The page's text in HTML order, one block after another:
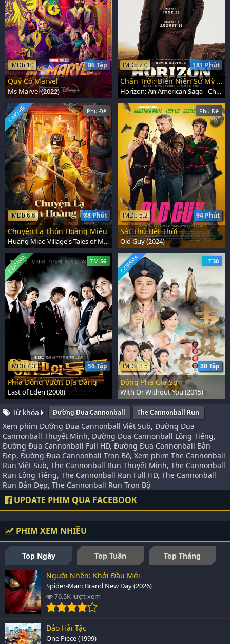
06 Tập
IMDb 10
Quý Cô Marvel
Ms Marvel (2022)
181 Phút
IMDb 7.0
Chân Trời: Biên Niên Sử Mỹ - Phần 1
Horizon: An American Saga - Chapter 1 (2024)
Phụ Đề
88 Phút
IMDb 6.6
C-MOVIE
Chuyện Lạ Thôn Hoàng Miếu
Huang Miao Village's Tales of Mystery (2023)
Phụ Đề
94 Phút
IMDb 5.2
Sát Thủ Hết Thời
Old Guy (2024)
TM.56
56 Tập
IMDb 7.3
K-DRAMA
Phía Đông Vườn Địa Đàng
East of Eden (2008)
LT.30
30 Tập
IMDb 8.5
C-DRAMA
Đông Pha Gia Sự
With Or Without You (2015)
Từ khóa Đường Đua Cannonball The Cannonball Run
Xem phim Đường Đua Cannonball Việt Sub, Đường Đua
Cannonball Thuyết Minh, Đường Đua Cannonball Lồng Tiếng,
Đường Đua Cannonball Full HD, Đường Đua Cannonball Bản
Đẹp, Đường Đua Cannonball Trọn Bộ, Xem phim The Cannonball
Run Việt Sub, The Cannonball Run Thuyết Minh, The Cannonball
Run Lồng Tiếng, The Cannonball Run Full HD, The Cannonball
Run Bản Đẹp, The Cannonball Run Trọn Bộ
UPDATE PHIM QUA FACEBOOK
PHIM XEM NHIỀU
Top Ngày Top Tuần
Top Tháng
Người Nhện: Khởi Đầu Mới
Spider-Man: Brand New Day (2026)
76.5K lượt xem
Đảo Hải Tặc
One Piece (1999)